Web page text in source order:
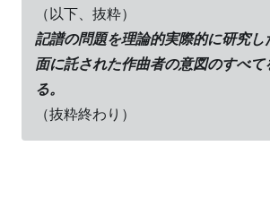
（以下、抜粋）
記譜の問題を理論的実際的に研究し
面に託された作曲者の意図のすべて
る。
（抜粋終わり）